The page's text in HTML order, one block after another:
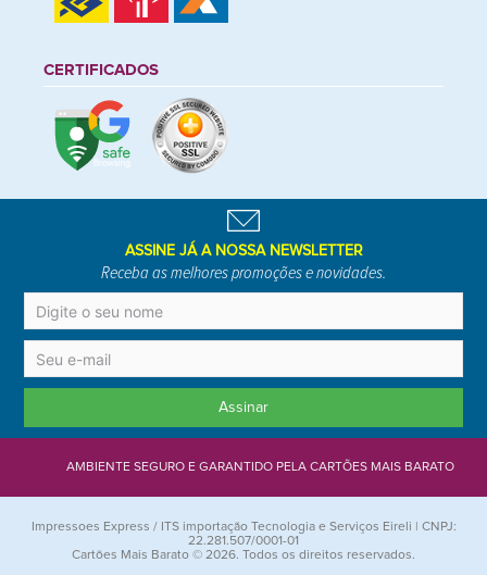
CERTIFICADOS
ASSINE JÁ A NOSSA NEWSLETTER
Receba as melhores promoções e novidades.
Assinar
AMBIENTE SEGURO E GARANTIDO PELA CARTÕES MAIS BARATO
Impressoes Express / ITS importação Tecnologia e Serviços Eireli | CNPJ:
22.281.507/0001-01
Cartões Mais Barato © 2026. Todos os direitos reservados.